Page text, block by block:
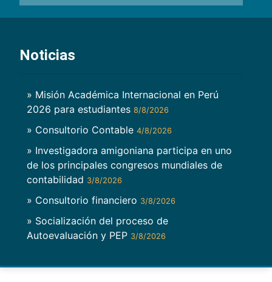
Noticias
» Misión Académica Internacional en Perú
2026 para estudiantes 8/8/2026
» Consultorio Contable 4/8/2026
» Investigadora amigoniana participa en uno
de los principales congresos mundiales de
contabilidad 3/8/2026
» Consultorio financiero 3/8/2026
» Socialización del proceso de
Autoevaluación y PEP 3/8/2026